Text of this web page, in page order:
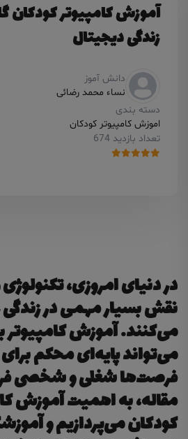
آموزش کامپیوتر کودکان
زندگی دیجیتال
دانش آموز
نساء محمد رضائی
دسته بندی
اموزش کامپیوتر کودکان
تعداد بازدید 674
در دنیای امروزی،
نقش بسیار مهمی در زندگی
می‌کنند. آموزش کامپیوتر
می‌تواند پایه‌ای محکم برای
فرصت‌ها شغلی و شخصی
مقاله، به اهمیت آموزش
کودکان می‌پردازیم و